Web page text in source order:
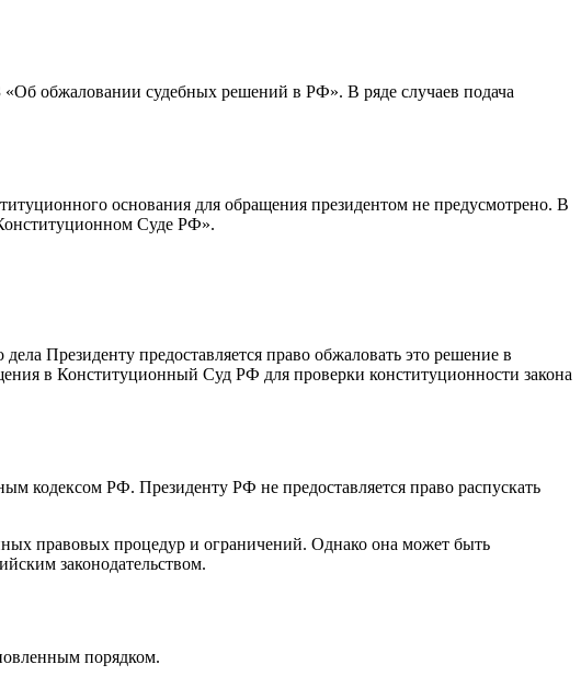
обжаловании судебных решений в РФ». В ряде случаев подача
основания для обращения президентом не предусмотрено. В
Суде РФ».
Президенту предоставляется право обжаловать это решение в
в Конституционный Суд РФ для проверки конституционности закона
кодексом РФ. Президенту РФ не предоставляется право распускать
правовых процедур и ограничений. Однако она может быть
законодательством.
порядком.